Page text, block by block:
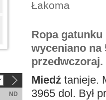
Łakoma
Ropa gatunku
wyceniano na
przedwczoraj.
Miedź tanieje.
3965 dol. Był
ND